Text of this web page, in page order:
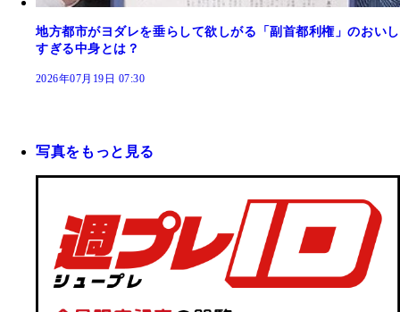
地方都市がヨダレを垂らして欲しがる「副首都利権」のおいし
すぎる中身とは？
2026年07月19日 07:30
写真をもっと見る